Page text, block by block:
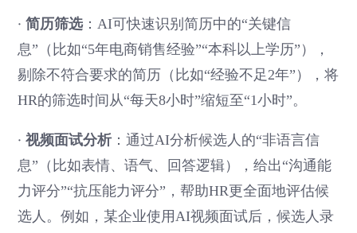
·简历筛选：AI可快速识别简历中的“关键信
息”（比如“5年电商销售经验”“本科以上学历”），
剔除不符合要求的简历（比如“经验不足2年”），将
HR的筛选时间从“每天8小时”缩短至“1小时”。
·视频面试分析：通过AI分析候选人的“非语言信
息”（比如表情、语气、回答逻辑），给出“沟通能
力评分”“抗压能力评分”，帮助HR更全面地评估候
选人。例如，某企业使用AI视频面试后，候选人录